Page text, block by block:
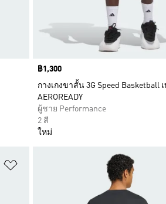
Price
฿1,300
กางเกงขาสั้น 3G Speed Basketball
AEROREADY
ผู้ชาย Performance
2 สี
ใหม่
เพิ่มไปยังรายการสินค้าโปรด